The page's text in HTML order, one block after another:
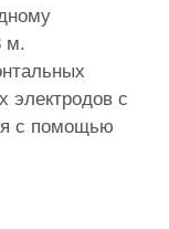
м.
электродов с
с помощью